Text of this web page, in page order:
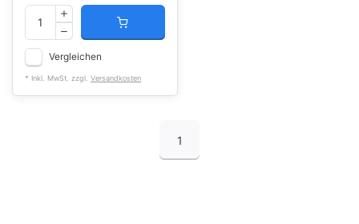
Vergleichen
* Inkl. MwSt. zzgl. Versandkosten
1